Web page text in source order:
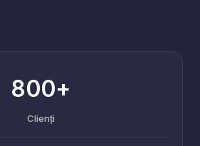
800+
Clienți